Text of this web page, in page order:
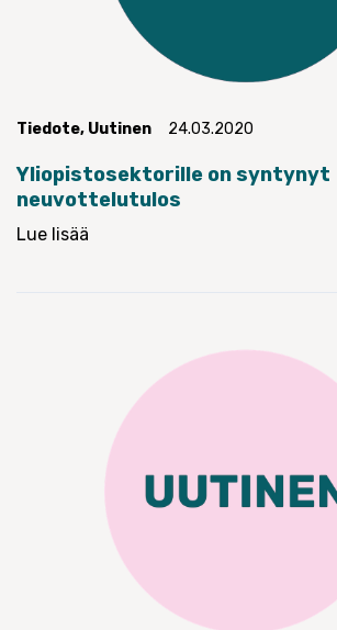
Tiedote, Uutinen 24.03.2020
Yliopistosektorille on syntynyt
neuvottelutulos
Lue lisää